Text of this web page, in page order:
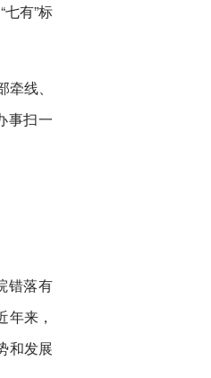
有”标
线、
事扫一
错落有
来，
和发展